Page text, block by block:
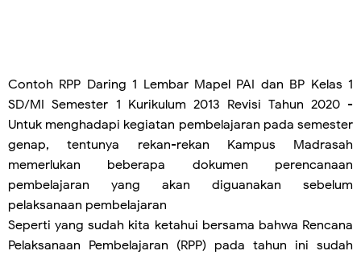
Contoh RPP Daring 1 Lembar Mapel PAI dan BP Kelas 1
SD/MI Semester 1 Kurikulum 2013 Revisi Tahun 2020 -
Untuk menghadapi kegiatan pembelajaran pada semester
genap, tentunya rekan-rekan Kampus Madrasah
memerlukan beberapa dokumen perencanaan
pembelajaran yang akan diguanakan sebelum
pelaksanaan pembelajaran
Seperti yang sudah kita ketahui bersama bahwa Rencana
Pelaksanaan Pembelajaran (RPP) pada tahun ini sudah